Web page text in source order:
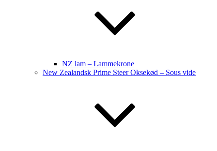
NZ lam – Lammekrone
New Zealandsk Prime Steer Oksekød – Sous vide